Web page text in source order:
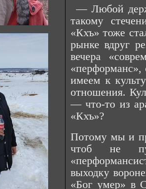
— Любой
такому
«Кхъ» тоже
рынке вдруг
вечера
имеем к
отношения.
— что-то из
«Кхъ»?
Потому мы и
чтоб не
выходку
«Бог умер» в